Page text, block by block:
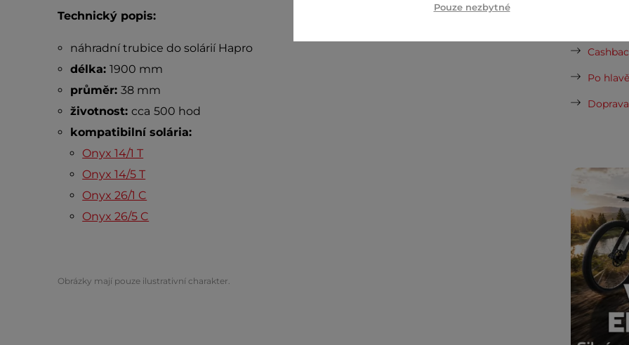
Technický popis:
náhradní trubice do solárií Hapro
délka: 1900 mm
průměr: 38 mm
životnost: cca 500 hod
kompatibilní solária:
Onyx 14/1 T
Onyx 14/5 T
Onyx 26/1 C
Onyx 26/5 C
Obrázky mají pouze ilustrativní charakter.
Po
Pouze nezbytné